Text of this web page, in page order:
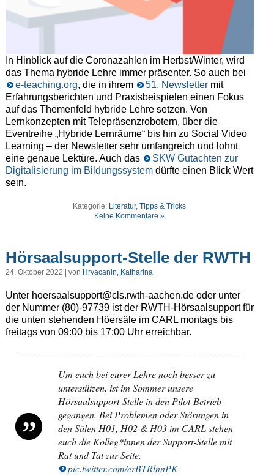
In Hinblick auf die Coronazahlen im Herbst/Winter, wird
das Thema hybride Lehre immer präsenter. So auch bei
e-teaching.org, die in ihrem 51. Newslettermit
Erfahrungsberichten und Praxisbeispielen einen Fokus
auf das Themenfeld hybride Lehre setzen. Von
Lernkonzepten mit Telepräsenzrobotern, über die
Eventreihe „Hybride Lernräume“ bis hin zu Social Video
Learning – der Newsletter sehr umfangreich und lohnt
eine genaue Lektüre. Auch das
SKW Gutachten zur
Digitalisierung im Bildungssystemdürfte einen Blick Wert
sein.
Kategorie: Literatur,Tipps & Tricks
Keine Kommentare »
Hörsaalsupport-Stelle der RWTH
24. Oktober 2022 | von Hrvacanin, Katharina
Unter hoersaalsupport@cls.rwth-aachen.de oder unter
der Nummer (80)-97739ist der RWTH-Hörsaalsupport für
die unten stehenden Höersäle im CARL montags bis
freitags von 09:00 bis 17:00 Uhr erreichbar.
Um euch bei eurer Lehre noch besser zu
unterstützen, ist im Sommer unsere
Hörsaalsupport-Stelle in den Pilot-Betrieb
gegangen. Bei Problemen oder Störungen in
den Sälen H01, H02 & H03 im CARL stehen
euch die Kolleg*innen der Support-Stelle mit
Rat und Tat zur Seite.
pic.twitter.com/erBTRlnnPK